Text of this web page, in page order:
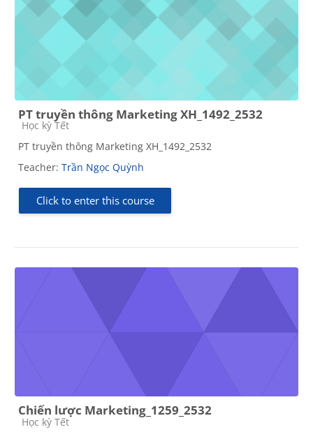
PT truyền thông Marketing XH_1492_2532
Course category
Học kỳ Tết
PT truyền thông Marketing XH_1492_2532
Teacher: Trần Ngọc Quỳnh
Click to enter this course
Chiến lược Marketing_1259_2532
Course category
Học kỳ Tết